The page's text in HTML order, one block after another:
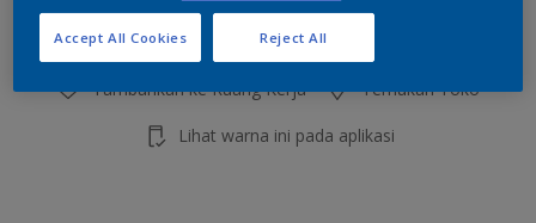
Tambahkan ke Ruang Kerja Temukan Toko
Lihat warna ini pada aplikasi
Reject All
Accept All Cookies